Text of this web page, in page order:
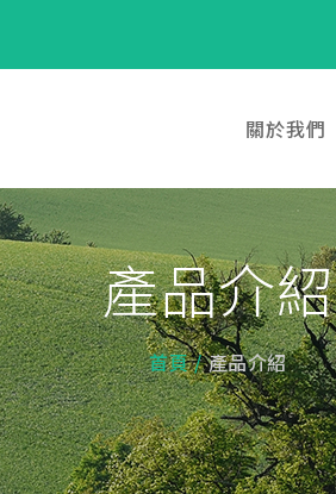
關於我們
產品介紹
首頁 產品介紹